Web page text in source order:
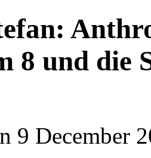
8 und die
9 December